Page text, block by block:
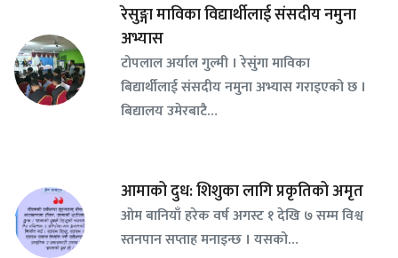
रेसुङ्गा माविका विद्यार्थीलाई संसदीय नमुना
अभ्यास
टोपलाल अर्याल गुल्मी । रेसुंगा माविका
बिद्यार्थीलाई संसदीय नमुना अभ्यास गराइएको छ ।
बिद्यालय उमेरबाटै…
आमाको दुध: शिशुका लागि प्रकृतिको अमृत
ओम बानियाँ हरेक वर्ष अगस्ट १ देखि ७ सम्म विश्व
स्तनपान सप्ताह मनाइन्छ । यसको…